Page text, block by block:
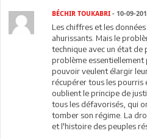
BÉCHIR TOUKABRI - 10-09-
Les chiffres et les
ahurissants. Mais le
technique avec un état de
problème
pouvoir veulent élargir
récupérer tous les pourris
oublient le principe de
tous les défavorisés, qui
tomber son régime. La
et l'histoire des peuples